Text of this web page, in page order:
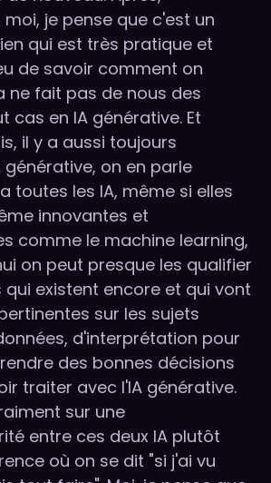
je pense que c'est un
qui est très pratique et
de savoir comment on
ne fait pas de nous des
cas en IA générative. Et
il y a aussi toujours
générative, on en parle
toutes les IA, même si elles
innovantes et
comme le machine learning,
on peut presque les qualifier
qui existent encore et qui vont
sur les sujets
d'interprétation pour
des bonnes décisions
traiter avec l'IA générative.
sur une
entre ces deux IA plutôt
où on se dit "si j'ai vu